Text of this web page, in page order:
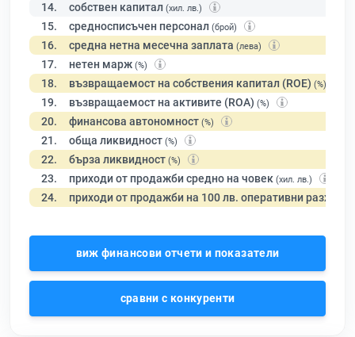
14. собствен капитал (хил. лв.)
15. средносписъчен персонал (брой)
16. средна нетна месечна заплата (лева)
17. нетен марж (%)
18. възвращаемост на собствения капитал (ROE) (%)
19. възвращаемост на активите (ROA) (%)
20. финансова автономност (%)
21. обща ликвидност (%)
22. бърза ликвидност (%)
23. приходи от продажби средно на човек (хил. лв.)
24. приходи от продажби на 100 лв. оперативни разходи
виж финансови отчети и показатели
сравни с конкуренти